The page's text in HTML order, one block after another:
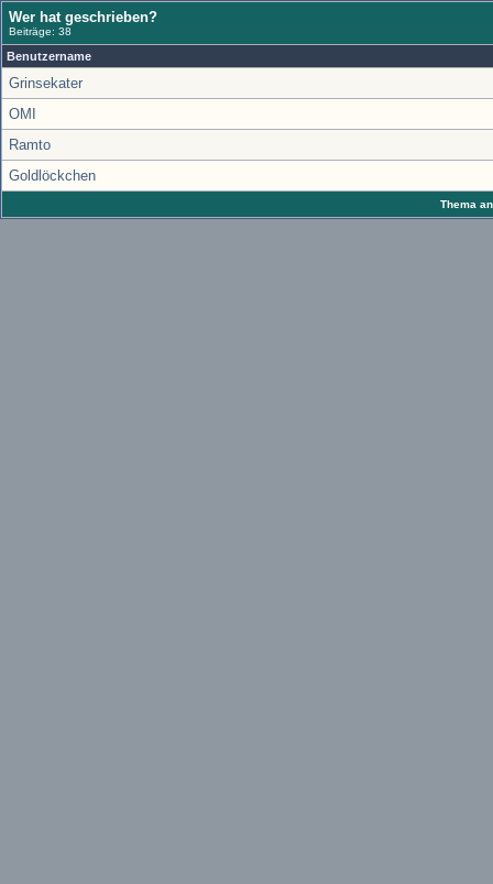
Wer hat geschrieben?
Beiträge: 38
Benutzername
Grinsekater
OMI
Ramto
Goldlöckchen
Thema